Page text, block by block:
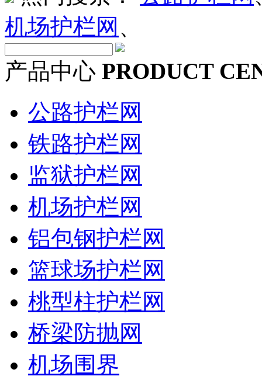
机场护栏网 、
产品中心 PRODUCT
公路护栏网
铁路护栏网
监狱护栏网
机场护栏网
铝包钢护栏网
篮球场护栏网
桃型柱护栏网
桥梁防抛网
机场围界